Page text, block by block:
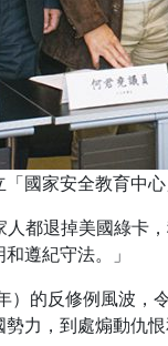
國家安全教育中
人都退掉美國綠
遵紀守法。」
）的反修例風波，
力，到處煽動仇